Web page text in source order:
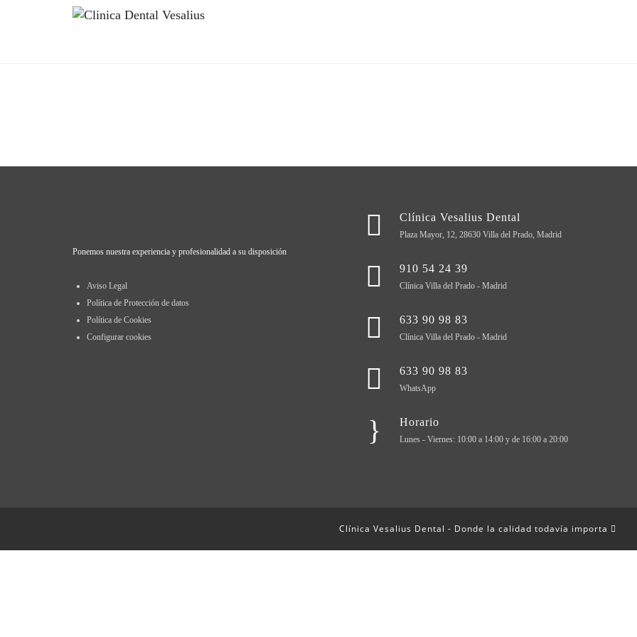
Ponemos nuestra experiencia y profesionalidad a su disposición
Aviso Legal
Política de Protección de datos
Política de Cookies
Configurar cookies
Clínica Vesalius Dental
Plaza Mayor, 12, 28630 Villa del Prado, Madrid
910 54 24 39
Clínica Villa del Prado - Madrid
633 90 98 83
Clínica Villa del Prado - Madrid
633 90 98 83
WhatsApp
Horario
Lunes - Viernes: 10:00 a 14:00 y de 16:00 a 20:00
Clínica Vesalius Dental - Donde la calidad todavía importa